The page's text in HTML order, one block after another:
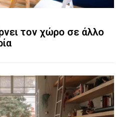
τον χώρο σε άλλο